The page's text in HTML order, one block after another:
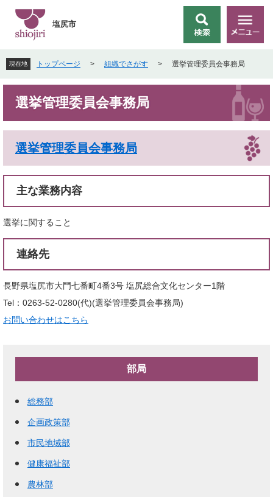
先
頭
で
を
飛
ば
本
索
メ
ニ
ー
塩尻市
現在地 トップページ > 組織でさがす > 選挙管理委員会事務局
選挙管理委員会事務局
選挙管理委員会事務局
主な業務内容
選挙に関すること
連絡先
長野県塩尻市大門七番町4番3号 塩尻総合文化センター1階
Tel：0263-52-0280(代) 選挙管理委員会事務局
お問い合わせはこちら
部局
総務部
企画政策部
市民地域部
健康福祉部
農林部